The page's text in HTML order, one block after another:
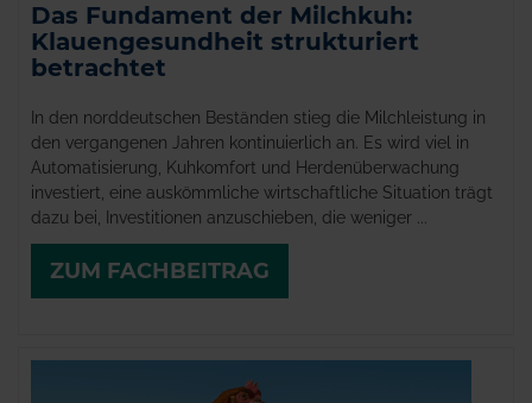
Das Fundament der Milchkuh:
Klauengesundheit strukturiert
betrachtet
In den norddeutschen Beständen stieg die Milchleistung in
den vergangenen Jahren kontinuierlich an. Es wird viel in
Automatisierung, Kuhkomfort und Herdenüberwachung
investiert, eine auskömmliche wirtschaftliche Situation trägt
dazu bei, Investitionen anzuschieben, die weniger ...
ZUM FACHBEITRAG